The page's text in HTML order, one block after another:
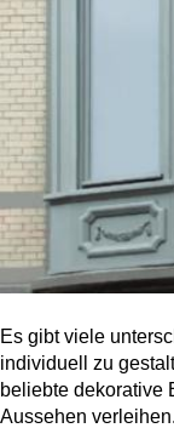
Holz-Alu
WEITERE FENSTER
Abschließbare
HEBESCHIEBETÜREN NACH
WEITERE TÜREN
Haustüren mit
Drutex
Krispol
Sektionaltore
Sektionaltor
Fenster
Es gibt viele
individuell zu
beliebte dekorative
Aussehen verleihen.